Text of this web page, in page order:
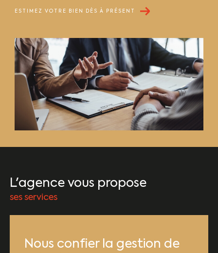
ESTIMEZ VOTRE BIEN DÈS À PRÉSENT
L'agence vous propose
ses services
Nous confier la gestion de